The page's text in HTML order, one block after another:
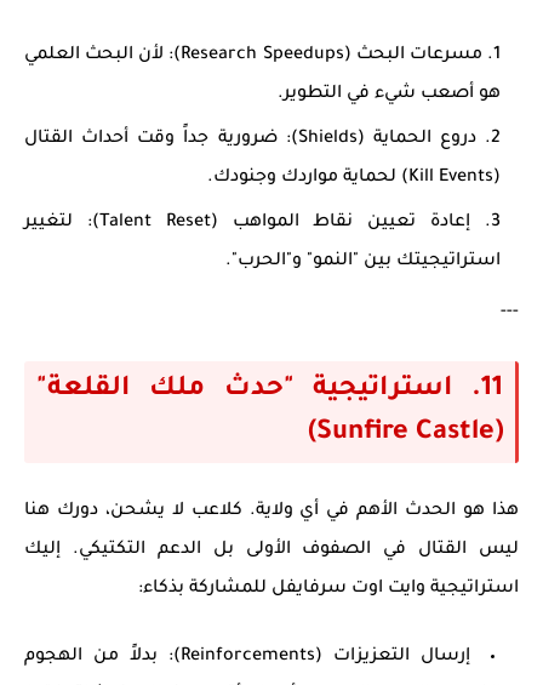
مسرعات البحث (Research Speedups):
لأن البحث العلمي
هو أصعب شيء في التطوير.
دروع الحماية (Shields):
ضرورية جداً وقت أحداث القتال
(Kill Events) لحماية مواردك وجنودك.
إعادة تعيين نقاط المواهب (Talent Reset):
لتغيير
استراتيجيتك بين "النمو" و"الحرب".
---
11. استراتيجية "حدث ملك القلعة"
(Sunfire Castle)
هذا هو الحدث الأهم في أي ولاية. كلاعب لا يشحن، دورك هنا
ليس القتال في الصفوف الأولى بل الدعم التكتيكي. إليك
استراتيجية وايت اوت سرفايفل للمشاركة بذكاء:
إرسال التعزيزات (Reinforcements):
بدلاً من الهجوم